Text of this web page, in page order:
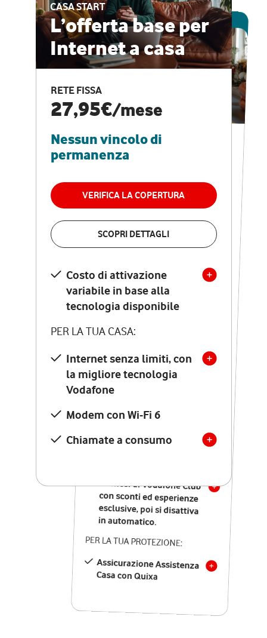
CASA START
L’offerta base per
Internet a casa
RETE FISSA
27,95€/mese
Nessun vincolo di
permanenza
VERIFICA LA COPERTURA
SCOPRI DETTAGLI
Costo di attivazione
variabile in base alla
tecnologia disponibile
PER LA TUA CASA:
Internet senza limiti, con
la migliore tecnologia
Vodafone
Modem con Wi-Fi 6
Chiamate a consumo
ESCLUSIVA ONLINE
CASA PRO
Internet veloce e
vantaggi speciali
RETE FISSA + VODAFONE CLUB
29,95€
permanenza
VERIFICA LA COPERTURA
Costo di attivazione
variabile in base alla
tecnologia disponibile
PER LA TUA CASA:
Internet senza limiti, con
la migliore tecnologia
Vodafone
Modem Seven con Wi-Fi 7
Chiamate illimitate verso
numeri fissi e mobili
nazionali
12 mesi di Vodafone Club
con sconti ed esperienze
esclusive, poi si disattiva
in automatico.
PER LA TUA PROTEZIONE:
Assicurazione Assistenza
Casa con Quixa